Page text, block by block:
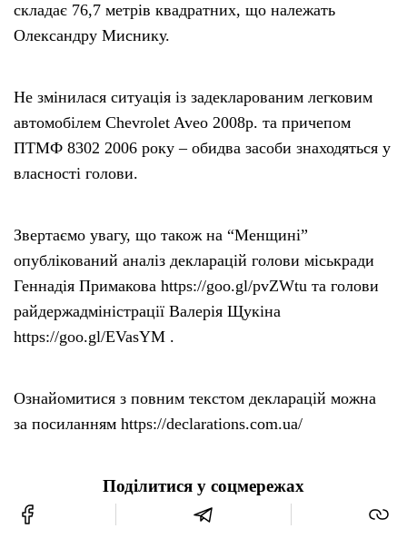
складає 76,7 метрів квадратних, що належать
Олександру Миснику.
Не змінилася ситуація із задекларованим легковим
автомобілем Chevrolet Aveo 2008р. та причепом
ПТМФ 8302 2006 року – обидва засоби знаходяться у
власності голови.
Звертаємо увагу, що також на “Менщині”
опублікований аналіз декларацій голови міськради
Геннадія Примакова https://goo.gl/pvZWtu та голови
райдержадміністрації Валерія Щукіна
https://goo.gl/EVasYM .
Ознайомитися з повним текстом декларацій можна
за посиланням https://declarations.com.ua/
Поділитися у соцмережах